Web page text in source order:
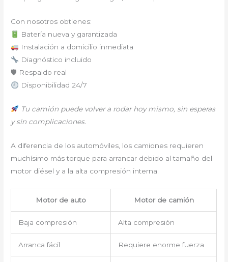
Con nosotros obtienes:
Batería nueva y garantizada
Instalación a domicilio inmediata
Diagnóstico incluido
🛡 Respaldo real
Disponibilidad 24/7
Tu camión puede volver a rodar hoy mismo, sin esperas
y sin complicaciones.
A diferencia de los automóviles, los camiones requieren
muchísimo más torque para arrancar debido al tamaño del
motor diésel y a la alta compresión interna.
Motor de auto Motor de camión
Baja compresión Alta compresión
Arranca fácil Requiere enorme fuerza